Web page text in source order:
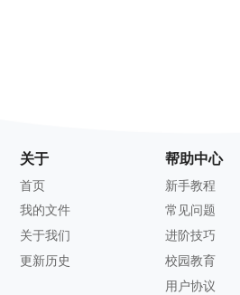
关于
首页
我的文件
关于我们
更新历史
帮助中心
新手教程
常见问题
进阶技巧
校园教育
用户协议